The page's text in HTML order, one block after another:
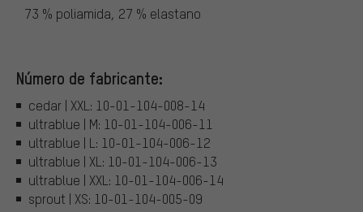
73 % poliamida, 27 % elastano
Número de fabricante:
cedar | XXL: 10-01-104-008-14
ultrablue | M: 10-01-104-006-11
ultrablue | L: 10-01-104-006-12
ultrablue | XL: 10-01-104-006-13
ultrablue | XXL: 10-01-104-006-14
sprout | XS: 10-01-104-005-09